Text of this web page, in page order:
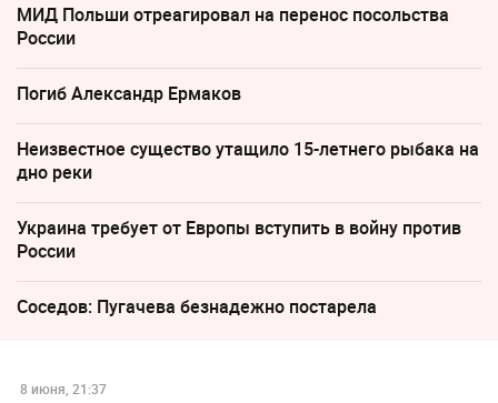
МИД Польши отреагировал на перенос посольства
России
Погиб Александр Ермаков
Неизвестное существо утащило 15-летнего рыбака на
дно реки
Украина требует от Европы вступить в войну против
России
Соседов: Пугачева безнадежно постарела
8 июня, 21:37